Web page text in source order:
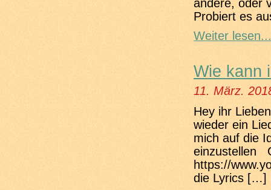
andere, oder
Probiert es
Weiter lesen...
Wie kann
11. März.
Hey ihr
wieder ein
mich auf die
einzustellen
https://
die Lyrics […]